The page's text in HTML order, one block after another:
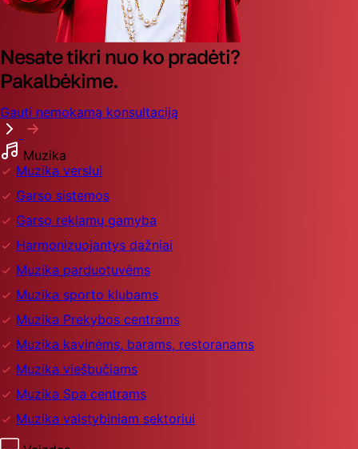
Nesate tikri nuo ko pradėti?
Pakalbėkime.
Gauti nemokamą konsultaciją
Muzika
Muzika verslui
Garso sistemos
Garso reklamų gamyba
Harmonizuojantys dažniai
Muzika parduotuvėms
Muzika sporto klubams
Muzika Prekybos centrams
Muzika kavinėms, barams, restoranams
Muzika viešbučiams
Muzika Spa centrams
Muzika valstybiniam sektoriui